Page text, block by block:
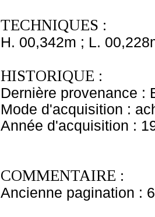
TECHNIQUES :
H. 00,342m ; L.
HISTORIQUE :
Dernière provenance :
Mode d'acquisition :
Année d'acquisition :
COMMENTAIRE :
Ancienne pagination :